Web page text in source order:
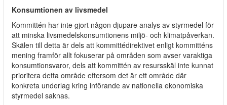
Konsumtionen av livsmedel
Kommittén har inte gjort någon djupare analys av styrmedel för
att minska livsmedelskonsumtionens miljö- och klimatpåverkan.
Skälen till detta är dels att kommittédirektivet enligt kommitténs
mening framför allt fokuserar på områden som avser varaktiga
konsumtionsvaror, dels att kommittén av resursskäl inte kunnat
prioritera detta område eftersom det är ett område där
konkreta underlag kring införande av nationella ekonomiska
styrmedel saknas.